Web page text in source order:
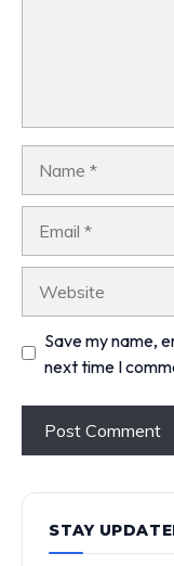
Save my name,
next time I
STAY